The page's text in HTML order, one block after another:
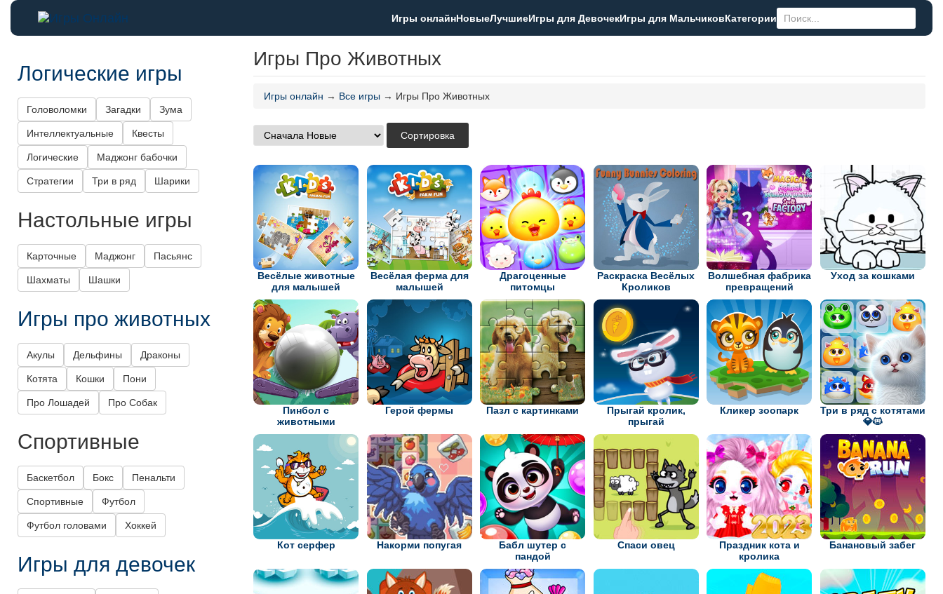
Игры онлайнНовыеЛучшиеИгры для ДевочекИгры для МальчиковКатегории
Игры Про Животных
Игры онлайн → Все игры → Игры Про Животных
Весёлые животные
для малышей
Весёлая ферма для
малышей
Драгоценные
питомцы
Раскраска Весёлых
Кроликов
Волшебная фабрика
превращений
Уход за кошками
Пинбол с
животными
Герой фермы Пазл с картинками
Прыгай кролик,
прыгай
Кликер зоопарк
Три в ряд с котятами
💎🐱
Кот серфер Накорми попугая
Бабл шутер с
пандой
Спаси овец
Праздник кота и
кролика
Банановый забег
Логические игры
Головоломки Загадки Зума
Интеллектуальные Квесты
Логические Маджонг бабочки
Стратегии Три в ряд Шарики
Настольные игры
Карточные Маджонг Пасьянс
Шахматы Шашки
Игры про животных
Акулы Дельфины Драконы
Котята Кошки Пони
Про Лошадей Про Собак
Спортивные
Баскетбол Бокс Пенальти
Спортивные Футбол
Футбол головами Хоккей
Игры для девочек